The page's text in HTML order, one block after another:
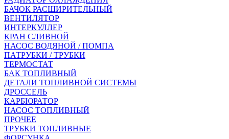
БАЧОК РАСШИРИТЕЛЬНЫЙ
ВЕНТИЛЯТОР
ИНТЕРКУЛЛЕР
КРАН СЛИВНОЙ
НАСОС ВОДЯНОЙ / ПОМПА
ПАТРУБКИ / ТРУБКИ
ТЕРМОСТАТ
БАК ТОПЛИВНЫЙ
ДЕТАЛИ ТОПЛИВНОЙ СИСТЕМЫ
ДРОССЕЛЬ
КАРБЮРАТОР
НАСОС ТОПЛИВНЫЙ
ПРОЧЕЕ
ТРУБКИ ТОПЛИВНЫЕ